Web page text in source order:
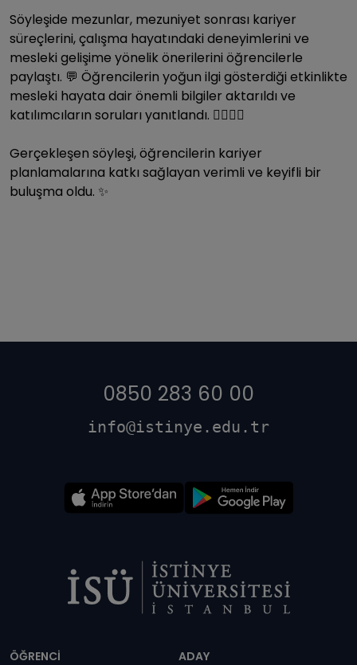
Söyleşide mezunlar, mezuniyet sonrası kariyer
süreçlerini, çalışma hayatındaki deneyimlerini ve
mesleki gelişime yönelik önerilerini öğrencilerle
paylaştı. 💬 Öğrencilerin yoğun ilgi gösterdiği etkinlikte
mesleki hayata dair önemli bilgiler aktarıldı ve
katılımcıların soruları yanıtlandı. 🙋‍♀️🙋‍♂️
Gerçekleşen söyleşi, öğrencilerin kariyer
planlamalarına katkı sağlayan verimli ve keyifli bir
buluşma oldu. ✨
0850 283 60 00
info@istinye.edu.tr
ÖĞRENCİ ADAY